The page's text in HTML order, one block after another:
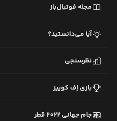
مجله فوتبال‌باز
آیا می‌دانستید؟
نظرسنجی
بازی اِف کوییز
جام جهانی 2022 قطر